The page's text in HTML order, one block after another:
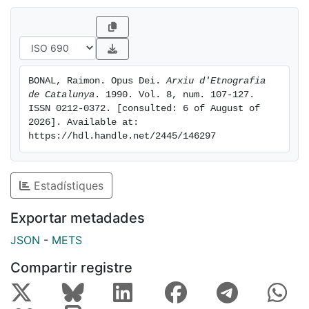
Teologia, comença a estudiar Dret i al març del 1925
és ordenat sacerdot quan feia pocs mesos que havia
mort el seu pare.
BONAL, Raimon. Opus Dei. Arxiu d'Etnografia
de Catalunya . 1990. Vol. 8, num. 107-127.
ISSN 0212-0372. [consulted: 6 of August of
2026]. Available at:
https://hdl.handle.net/2445/146297
Estadístiques
Exportar metadades
JSON - METS
Compartir registre